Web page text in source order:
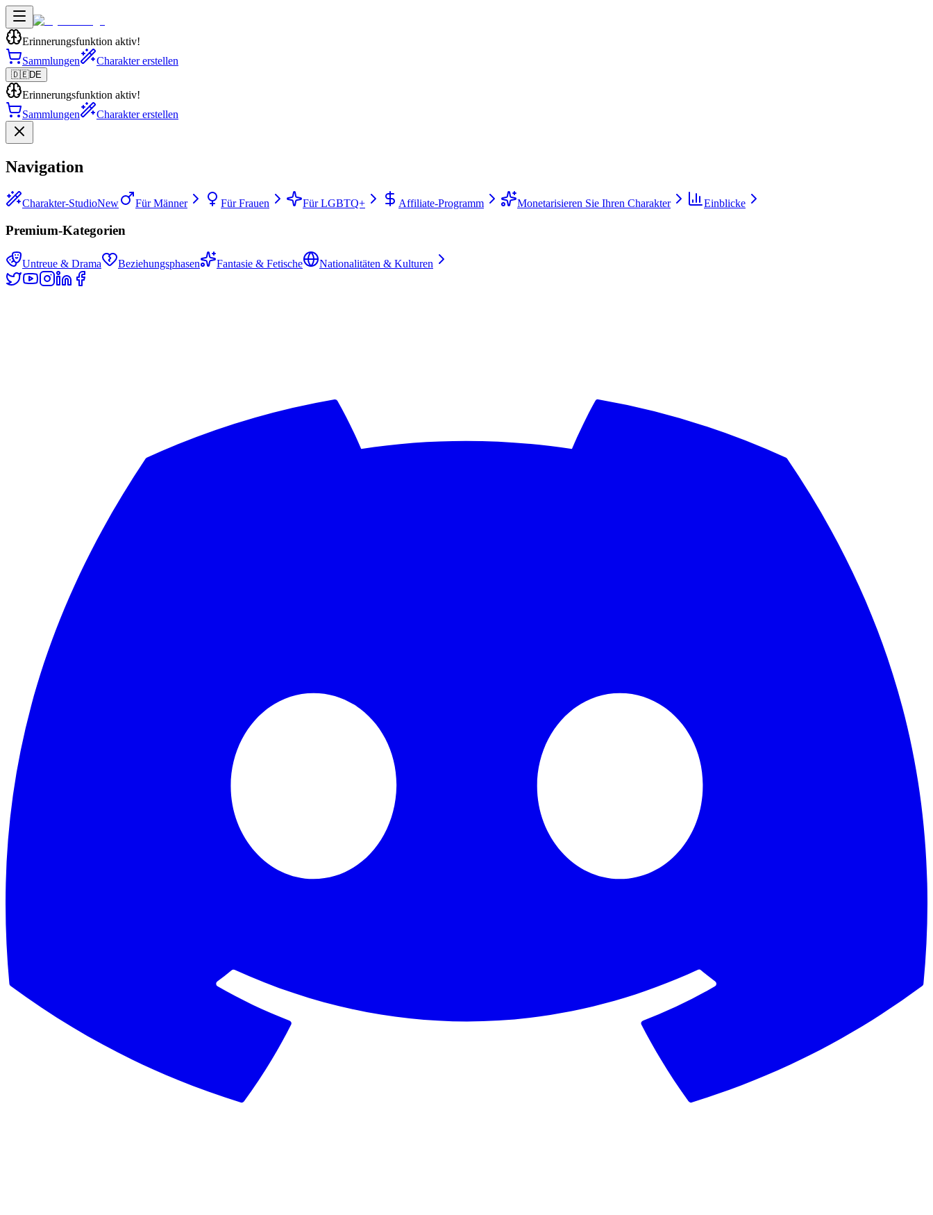
Erinnerungsfunktion aktiv!
Sammlungen
Charakter erstellen
🇩🇪DE
Erinnerungsfunktion aktiv!
Sammlungen
Charakter erstellen
Navigation
Charakter-StudioNew Für Männer Für Frauen Für LGBTQ+ Affiliate-Programm Monetarisieren Sie Ihren Charakter Einblicke
Premium-Kategorien
Untreue & Drama Beziehungsphasen Fantasie & Fetische Nationalitäten & Kulturen